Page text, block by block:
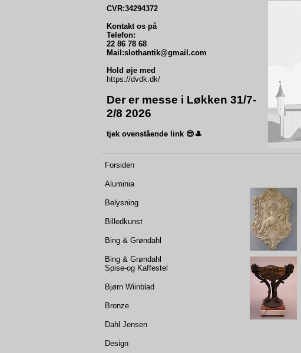
CVR:34294372
Kontakt os på
Telefon:
22 86 78 68
Mail:slothantik@gmail.com
Hold øje med
https://dvdk.dk/
Der er messe i Løkken 31/7-
2/8 2026
tjek ovenstående link 😎🎩
Forsiden
Aluminia
Belysning
Billedkunst
Bing & Grøndahl
Bing & Grøndahl
Spise-og Kaffestel
Bjørn Wiinblad
Bronze
Dahl Jensen
Design